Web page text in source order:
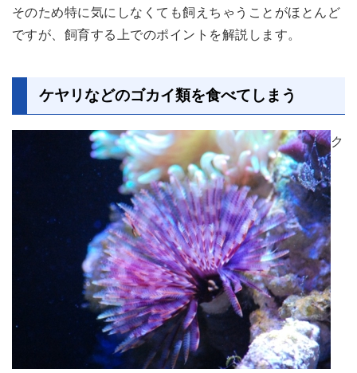
そのため特に気にしなくても飼えちゃうことがほとんど
ですが、飼育する上でのポイントを解説します。
ケヤリなどのゴカイ類を食べてしまう
ク